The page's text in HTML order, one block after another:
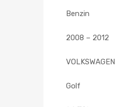
Benzin
2008 – 2012
VOLKSWAGEN
Golf